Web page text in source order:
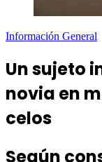
Información General
Un sujeto
novia en
celos
Según